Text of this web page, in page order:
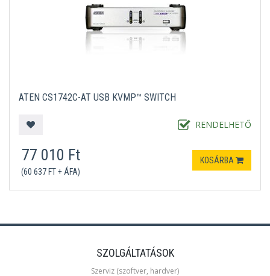
ATEN CS1742C-AT USB KVMP™ SWITCH
RENDELHETŐ
77 010 Ft
(60 637 FT + ÁFA)
KOSÁRBA
SZOLGÁLTATÁSOK
Szerviz (szoftver, hardver)